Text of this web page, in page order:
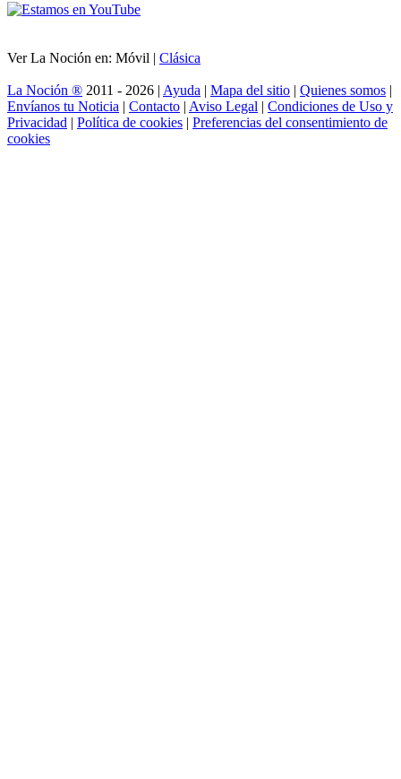
Ver La Noción en: Móvil | Clásica
La Noción ® 2011 - 2026 | Ayuda | Mapa del sitio | Quienes somos |
Envíanos tu Noticia | Contacto | Aviso Legal | Condiciones de Uso y
Privacidad | Política de cookies | Preferencias del consentimiento de
cookies